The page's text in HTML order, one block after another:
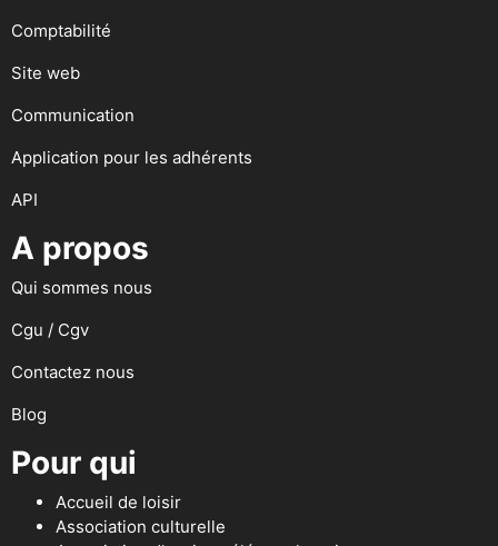
Comptabilité
Site web
Communication
Application pour les adhérents
API
A propos
Qui sommes nous
Cgu / Cgv
Contactez nous
Blog
Pour qui
Accueil de loisir
Association culturelle